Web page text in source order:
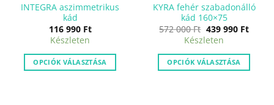
INTEGRA aszimmetrikus
kád
116 990 Ft
Készleten
OPCIÓK VÁLASZTÁSA
KYRA fehér szabadonálló
kád 160×75
572 000Ft Original
price
was:
572
000 Ft.
439 990 Ft
price
439
Készleten
OPCIÓK VÁLASZTÁSA